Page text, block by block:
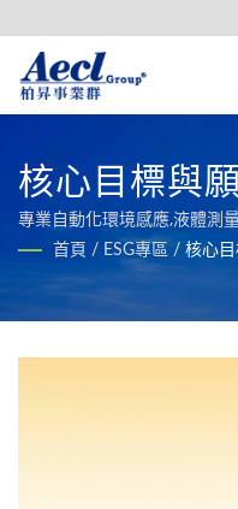
核心目標與
份有限公司
專業自動化環境感應,液體測
首頁 / ESG專區 / 核心